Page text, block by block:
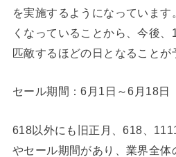
を実施するようになっています
くなっていることから、今後
匹敵するほどの日となることが
セール期間：6月1日～6月18日
618以外にも旧正月、618、
やセール期間があり、業界全体